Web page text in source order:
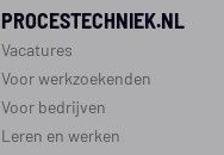
PROCESTECHNIEK.NL
Vacatures
Voor werkzoekenden
Voor bedrijven
Leren en werken